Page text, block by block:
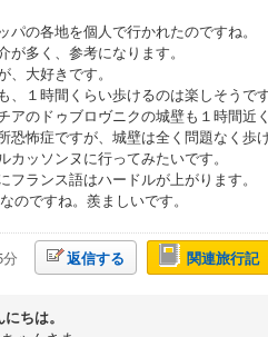
パの各地を個人で行かれたのですね。
多く、参考になります。
大好きです。
、１時間くらい歩けるのは楽しそうです
アのドゥブロヴニクの城壁も１時間近
恐怖症ですが、城壁は全く問題なく歩け
カッソンヌに行ってみたいです。
フランス語はハードルが上がります。
のですね。羨ましいです。
返信する 関連旅行記
ちは。